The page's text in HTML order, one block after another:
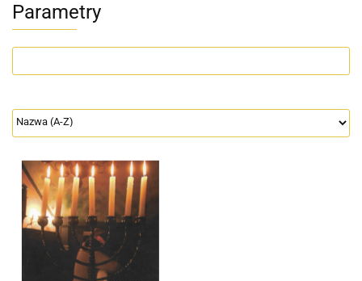
Parametry